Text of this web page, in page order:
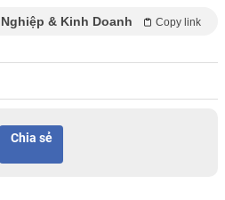
& Kinh Doanh Copy link
Chia sẻ